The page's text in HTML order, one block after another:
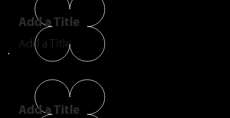
Add a Title
Add a Title
Add a Title